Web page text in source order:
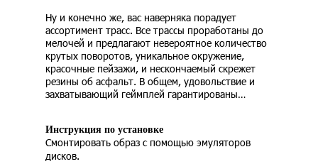
Ну и конечно же, вас наверняка порадует
ассортимент трасс. Все трассы проработаны до
мелочей и предлагают невероятное количество
крутых поворотов, уникальное окружение,
красочные пейзажи, и нескончаемый скрежет
резины об асфальт. В общем, удовольствие и
захватывающий геймплей гарантированы…
Инструкция по установке
Смонтировать образ с помощью эмуляторов
дисков.